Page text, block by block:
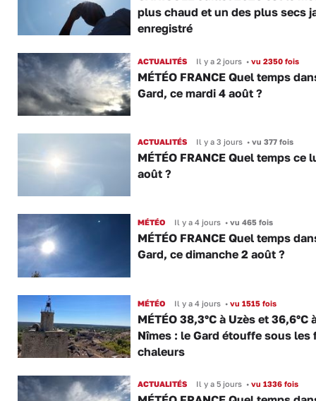
plus chaud et un des plus secs
enregistré
ACTUALITÉS Il y a 2 jours •vu 2350 fois
MÉTÉO FRANCE Quel temps
Gard, ce mardi 4 août ?
ACTUALITÉS Il y a 3 jours •vu 377 fois
MÉTÉO FRANCE Quel temps ce
août ?
MÉTÉO Il y a 4 jours •vu 465 fois
MÉTÉO FRANCE Quel temps
Gard, ce dimanche 2 août ?
MÉTÉO Il y a 4 jours •vu 1515 fois
MÉTÉO 38,3°C à Uzès et 36,6°C
Nîmes : le Gard étouffe sous les
chaleurs
ACTUALITÉS Il y a 5 jours •vu 1336 fois